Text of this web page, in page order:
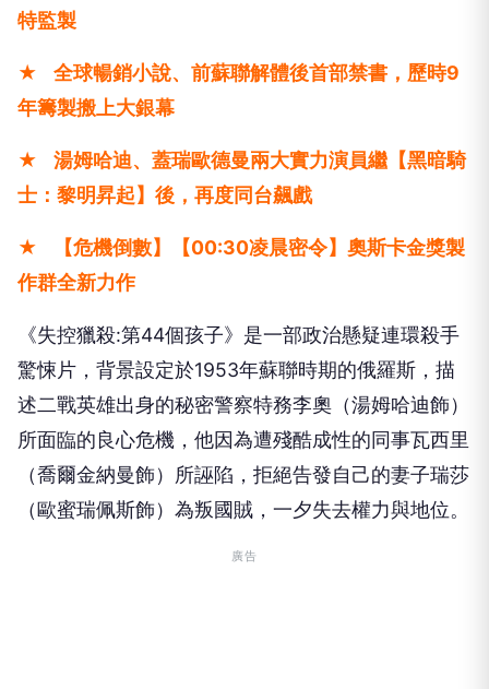
特監製
★ 全球暢銷小說、前蘇聯解體後首部禁書，歷時9
年籌製搬上大銀幕
★ 湯姆哈迪、蓋瑞歐德曼兩大實力演員繼【黑暗騎
士：黎明昇起】後，再度同台飆戲
★
【危機倒數】【00:30凌晨密令】奧斯卡金獎製
作群全新力作
《失控獵殺:第44個孩子》是一部政治懸疑連環殺手
驚悚片，背景設定於1953年蘇聯時期的俄羅斯，描
述二戰英雄出身的秘密警察特務李奧（湯姆哈迪飾）
所面臨的良心危機，他因為遭殘酷成性的同事瓦西里
（喬爾金納曼飾）所誣陷，拒絕告發自己的妻子瑞莎
（歐蜜瑞佩斯飾）為叛國賊，一夕失去權力與地位。
廣告